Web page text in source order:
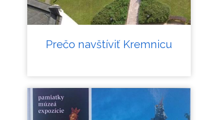
Prečo navštíviť Kremnicu